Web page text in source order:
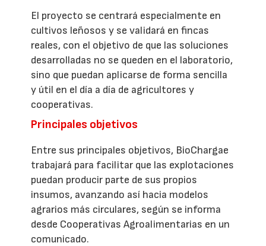
El proyecto se centrará especialmente en
cultivos leñosos y se validará en fincas
reales, con el objetivo de que las soluciones
desarrolladas no se queden en el laboratorio,
sino que puedan aplicarse de forma sencilla
y útil en el día a día de agricultores y
cooperativas.
Principales objetivos
Entre sus principales objetivos, BioChargae
trabajará para facilitar que las explotaciones
puedan producir parte de sus propios
insumos, avanzando así hacia modelos
agrarios más circulares, según se informa
desde Cooperativas Agroalimentarias en un
comunicado.